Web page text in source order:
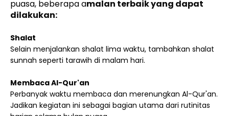
puasa, beberapa amalan terbaik yang dapat
dilakukan:
Shalat
Selain menjalankan shalat lima waktu, tambahkan shalat
sunnah seperti tarawih di malam hari.
Membaca Al-Qur'an
Perbanyak waktu membaca dan merenungkan Al-Qur'an.
Jadikan kegiatan ini sebagai bagian utama dari rutinitas